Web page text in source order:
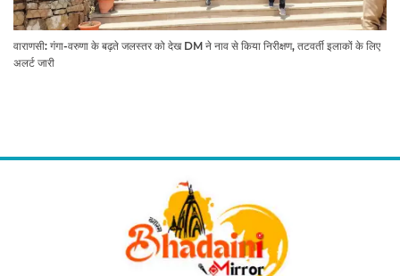
वाराणसी: गंगा-वरुणा के बढ़ते जलस्तर को देख DM ने नाव से किया निरीक्षण, तटवर्ती इलाकों के लिए
अलर्ट जारी